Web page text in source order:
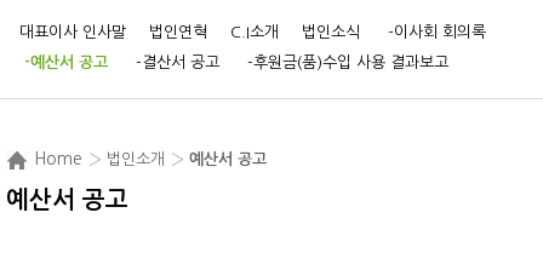
대표이사 인사말 법인연혁 C.I소개 법인소식
-이사회 회의록
-예산서 공고
-결산서 공고 -후원금(품)수입 사용 결과보고
Home › 법인소개 › 예산서 공고
예산서 공고